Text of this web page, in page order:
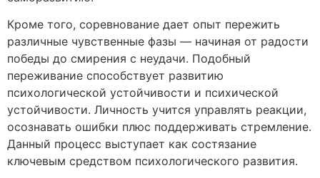
Кроме того, соревнование дает опыт пережить
различные чувственные фазы — начиная от радости
победы до смирения с неудачи. Подобный
переживание способствует развитию
психологической устойчивости и психической
устойчивости. Личность учится управлять реакции,
осознавать ошибки плюс поддерживать стремление.
Данный процесс выступает как состязание
ключевым средством психологического развития.